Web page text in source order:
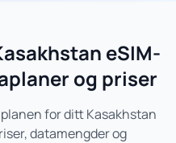
eSIM-
og priser
for ditt Kasakhstan
datamengder og